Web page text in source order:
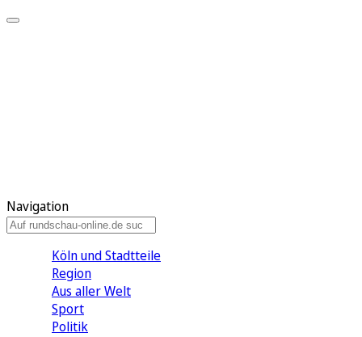
Navigation
Köln und Stadtteile
Region
Aus aller Welt
Sport
Politik